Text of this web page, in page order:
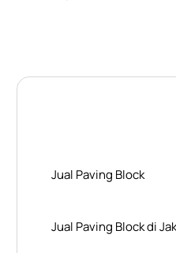
Jual Paving Block
Jual Paving Block di